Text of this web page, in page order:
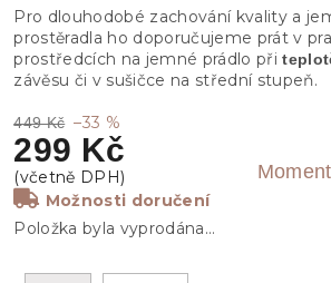
449 Kč –33 %
299 Kč
Možnosti doručení
Položka byla vyprodána…
Pro dlouhodobé zachování kvality a
prostěradla ho doporučujeme prát v
prostředcích na jemné prádlo při
závěsu či v sušičce na střední stupeň.